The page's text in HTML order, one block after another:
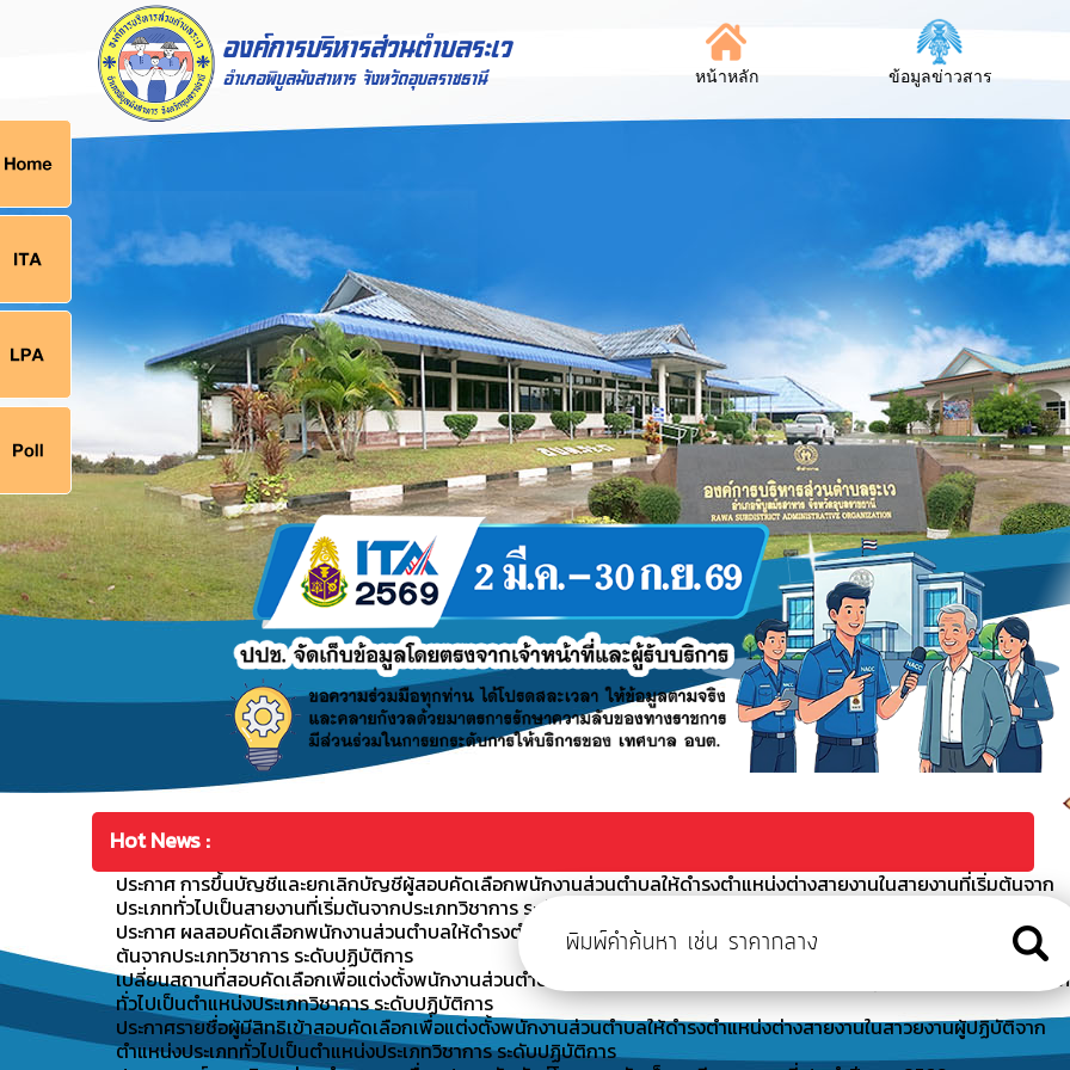
หน้าหลัก ข้อมูลข่าวสาร
Hot News :
ประกาศ การขึ้นบัญชีและยกเลิกบัญชีผู้สอบคัดเลือกพนักงานส่วนตำบลให้ดำรงตำแหน่งต่างสายงานในสายงานที่เริ่มต้นจาก
ประเภททั่วไปเป็นสายงานที่เริ่มต้นจากประเภทวิชาการ ระดับปฏิบัติการ
ประกาศ ผลสอบคัดเลือกพนักงานส่วนตำบลให้ดำรงตำแหน่งต่างสายงานในสายงานที่เริ่มต้นจากประเภททั่วไปเป็นสายงานที่เริ่
ต้นจากประเภทวิชาการ ระดับปฏิบัติการ
เปลี่ยนสถานที่สอบคัดเลือกเพื่อแต่งตั้งพนักงานส่วนตำบลให้ดำรงตำแหน่งต่างสายงานในสาวยงานผู้ปฏิบัติจากตำแหน่งประเ
ทั่วไปเป็นตำแหน่งประเภทวิชาการ ระดับปฏิบัติการ
ประกาศรายชื่อผู้มีสิทธิเข้าสอบคัดเลือกเพื่อแต่งตั้งพนักงานส่วนตำบลให้ดำรงตำแหน่งต่างสายงานในสาวยงานผู้ปฏิบัติจาก
ตำแหน่งประเภททั่วไปเป็นตำแหน่งประเภทวิชาการ ระดับปฏิบัติการ